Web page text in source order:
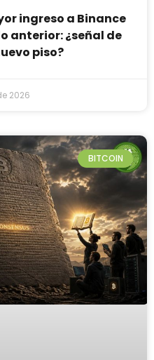
ingreso a Binance
anterior: ¿señal de
piso?
2026
BITCOIN